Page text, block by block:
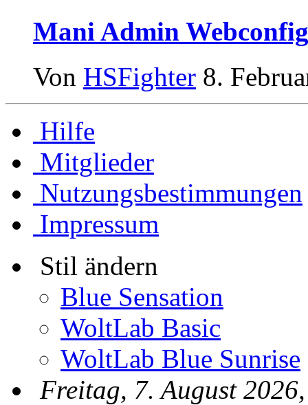
Mani Admin
Von HSFighter 8.
Hilfe
Mitglieder
Nutzungsbestimmungen
Impressum
Stil ändern
Blue Sensation
WoltLab Basic
WoltLab Blue Sunrise
Freitag, 7. August